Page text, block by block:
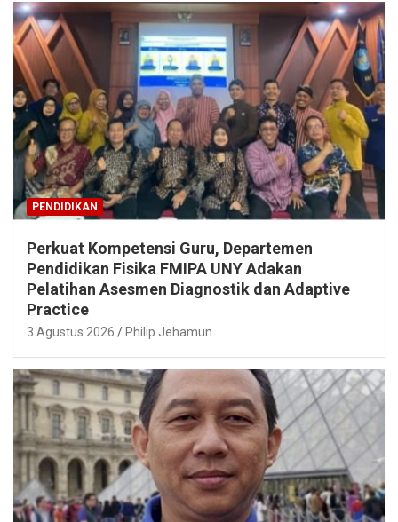
PENDIDIKAN
Perkuat Kompetensi Guru, Departemen
Pendidikan Fisika FMIPA UNY Adakan
Pelatihan Asesmen Diagnostik dan Adaptive
Practice
3 Agustus 2026 Philip Jehamun